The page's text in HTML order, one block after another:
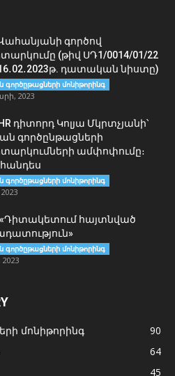
գործով
(թիվ ՍԴ1/0014/01/22
դատական նիստը)
մոնիթորինգ
2023
դիտորդ Կոլյա Մկրտչյանի՝
գործընթացների
ամփոփումը։
մոնիթորինգ
«Դիտակետում հայտնված
մոնիթորինգ
մոնիթորինգ
90
64
45